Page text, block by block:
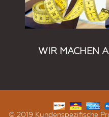
WIR MACHEN
© 2019 Kundenspezifische